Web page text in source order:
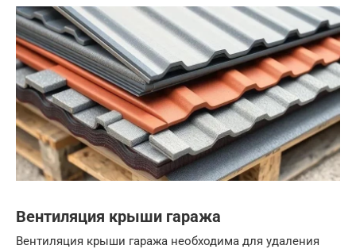
Вентиляция крыши гаража
Вентиляция крыши гаража необходима для удаления